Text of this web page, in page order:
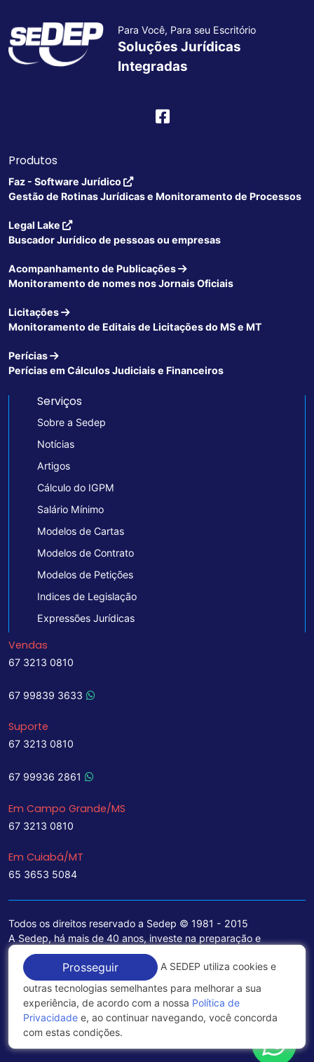
Para Você, Para seu Escritório
Soluções Jurídicas
Integradas
Produtos
Faz - Software Jurídico
Gestão de Rotinas Jurídicas e Monitoramento de Processos
Legal Lake
Buscador Jurídico de pessoas ou empresas
Acompanhamento de Publicações
Monitoramento de nomes nos Jornais Oficiais
Licitações
Monitoramento de Editais de Licitações do MS e MT
Perícias
Perícias em Cálculos Judiciais e Financeiros
Serviços
Sobre a Sedep
Notícias
Artigos
Cálculo do IGPM
Salário Mínimo
Modelos de Cartas
Modelos de Contrato
Modelos de Petições
Indices de Legislação
Expressões Jurídicas
Vendas
67 3213 0810
67 99839 3633
Suporte
67 3213 0810
67 99936 2861
Em Campo Grande/MS
67 3213 0810
Em Cuiabá/MT
65 3653 5084
Todos os direitos reservado a Sedep © 1981 - 2015
A Sedep, há mais de 40 anos, investe na preparação e
treinamento de funcionários e na aquisição de tecnologia de
ponta para a ampliação de seu portfólio de serviços voltados
para a área jurídica, que contemplam informações seguras e
excelentes soluções empresariais.
Política de Privacidade
Prosseguir
A SEDEP utiliza cookies e
outras tecnologias semelhantes para melhorar a sua
experiência, de acordo com a nossa Política de
Privacidade e, ao continuar navegando, você concorda
com estas condições.